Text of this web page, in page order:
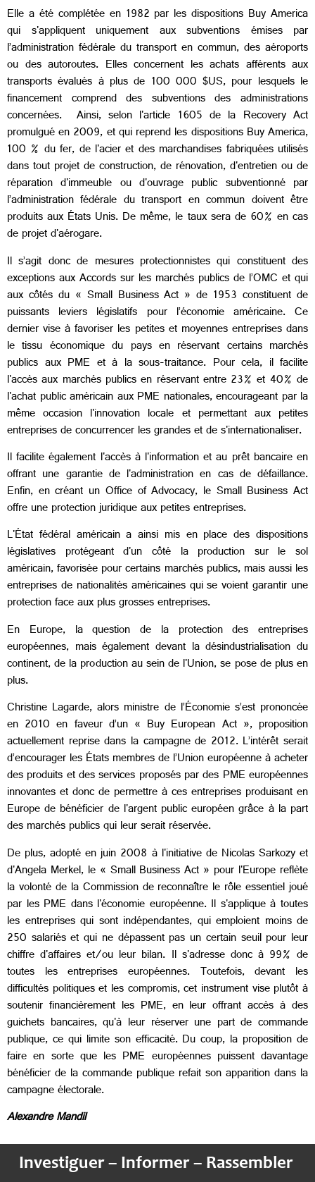
Elle a été complétée en 1982 par les dispositions Buy America
qui s'appliquent uniquement aux subventions émises par
l’administration fédérale du transport en commun, des aéroports
ou des autoroutes. Elles concernent les achats afférents aux
transports évalués à plus de 100 000 $US, pour lesquels le
financement comprend des subventions des administrations
concernées. Ainsi, selon l'article 1605 de la Recovery Act
promulgué en 2009, et qui reprend les dispositions Buy America,
100 % du fer, de l'acier et des marchandises fabriquées utilisés
dans tout projet de construction, de rénovation, d'entretien ou de
réparation d'immeuble ou d'ouvrage public subventionné par
l’administration fédérale du transport en commun doivent être
produits aux États Unis. De même, le taux sera de 60% en cas
de projet d'aérogare.
Il s’agit donc de mesures protectionnistes qui constituent des
exceptions aux Accords sur les marchés publics de l’OMC et qui
aux côtés du « Small Business Act » de 1953 constituent de
puissants leviers législatifs pour l’économie américaine. Ce
dernier vise à favoriser les petites et moyennes entreprises dans
le tissu économique du pays en réservant certains marchés
publics aux PME et à la sous-traitance. Pour cela, il facilite
l'accès aux marchés publics en réservant entre 23% et 40% de
l'achat public américain aux PME nationales, encourageant par la
même occasion l'innovation locale et permettant aux petites
entreprises de concurrencer les grandes et de s'internationaliser.
Il facilite également l'accès à l'information et au prêt bancaire en
offrant une garantie de l'administration en cas de défaillance.
Enfin, en créant un Office of Advocacy, le Small Business Act
offre une protection juridique aux petites entreprises.
L'État fédéral américain a ainsi mis en place des dispositions
législatives protégeant d'un côté la production sur le sol
américain, favorisée pour certains marchés publics, mais aussi les
entreprises de nationalités américaines qui se voient garantir une
protection face aux plus grosses entreprises.
En Europe, la question de la protection des entreprises
européennes, mais également devant la désindustrialisation du
continent, de la production au sein de l'Union, se pose de plus en
plus.
Christine Lagarde, alors ministre de l’Économie s’est prononcée
en 2010 en faveur d’un « Buy European Act », proposition
actuellement reprise dans la campagne de 2012. L’intérêt serait
d’encourager les États membres de l’Union européenne à acheter
des produits et des services proposés par des PME européennes
innovantes et donc de permettre à ces entreprises produisant en
Europe de bénéficier de l'argent public européen grâce à la part
des marchés publics qui leur serait réservée.
De plus, adopté en juin 2008 à l'initiative de Nicolas Sarkozy et
d'Angela Merkel, le « Small Business Act » pour l'Europe reflète
la volonté de la Commission de reconnaître le rôle essentiel joué
par les PME dans l'économie européenne. Il s'applique à toutes
les entreprises qui sont indépendantes, qui emploient moins de
250 salariés et qui ne dépassent pas un certain seuil pour leur
chiffre d'affaires et/ou leur bilan. Il s'adresse donc à 99% de
toutes les entreprises européennes. Toutefois, devant les
difficultés politiques et les compromis, cet instrument vise plutôt à
soutenir financièrement les PME, en leur offrant accès à des
guichets bancaires, qu'à leur réserver une part de commande
publique, ce qui limite son efficacité. Du coup, la proposition de
faire en sorte que les PME européennes puissent davantage
bénéficier de la commande publique refait son apparition dans la
campagne électorale.
Alexandre Mandil
Investiguer – Informer – Rassembler